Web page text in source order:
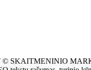
© SKAITMENINIO